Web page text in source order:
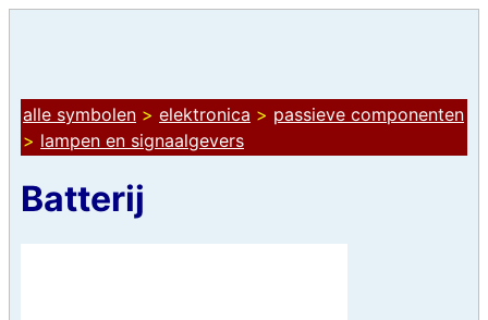
alle symbolen > elektronica > passieve componenten
> lampen en signaalgevers
Batterij